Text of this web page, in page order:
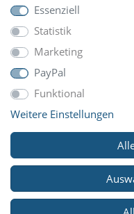
UNTERNEHMEN
ZAHLUNGARTEN
WIR VERSCHICKEN
© Copyright 2026
Essenziell
Statistik
Marketing
PayPal
Funktional
Weitere Einstellungen